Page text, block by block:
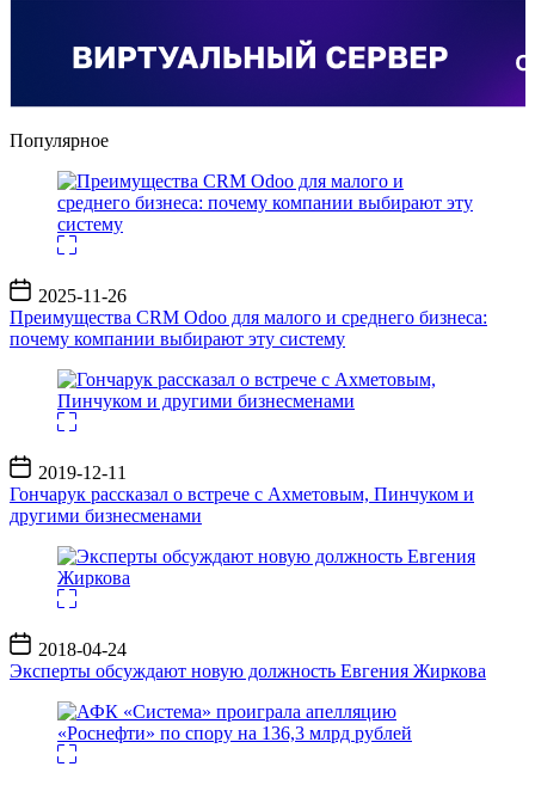
Популярное
Дата
записи
2025-11-26
Преимущества CRM Odoo для малого и среднего бизнеса:
почему компании выбирают эту систему
Дата
записи
2019-12-11
Гончарук рассказал о встрече с Ахметовым, Пинчуком и
другими бизнесменами
Дата
записи
2018-04-24
Эксперты обсуждают новую должность Евгения Жиркова